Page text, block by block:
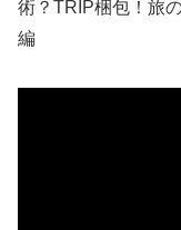
術？TRIP梱包！旅
編